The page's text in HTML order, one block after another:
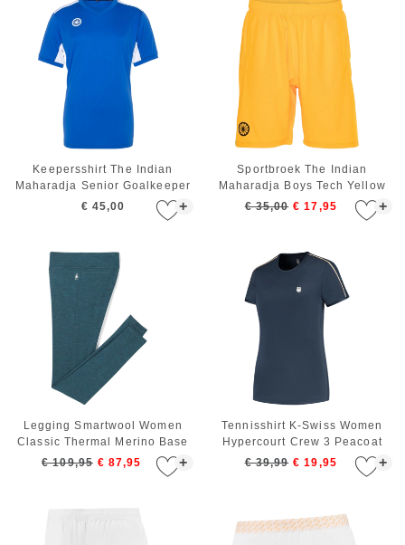
+
Keepersshirt The Indian
Maharadja Senior Goalkeeper
Cobalt
€ 45,00 +
Sportbroek The Indian
Maharadja Boys Tech Yellow
€ 35,00 € 17,95
+
Legging Smartwool Women
Classic Thermal Merino Base
Layer Bottom Boxed Twilight
€ 109,95 € 87,95 +
Tennisshirt K-Swiss Women
Hypercourt Crew 3 Peacoat
€ 39,99 € 19,95